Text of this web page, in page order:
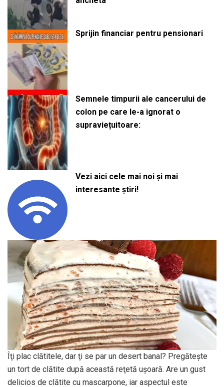
Sprijin financiar pentru pensionari
Semnele timpurii ale cancerului de
colon pe care le-a ignorat o
supraviețuitoare:
Vezi aici cele mai noi și mai
interesante știri!
Îţi plac clătitele, dar ţi se par un desert banal? Pregăteşte
un tort de clătite după această reţetă uşoară. Are un gust
delicios de clătite cu mascarpone, iar aspectul este